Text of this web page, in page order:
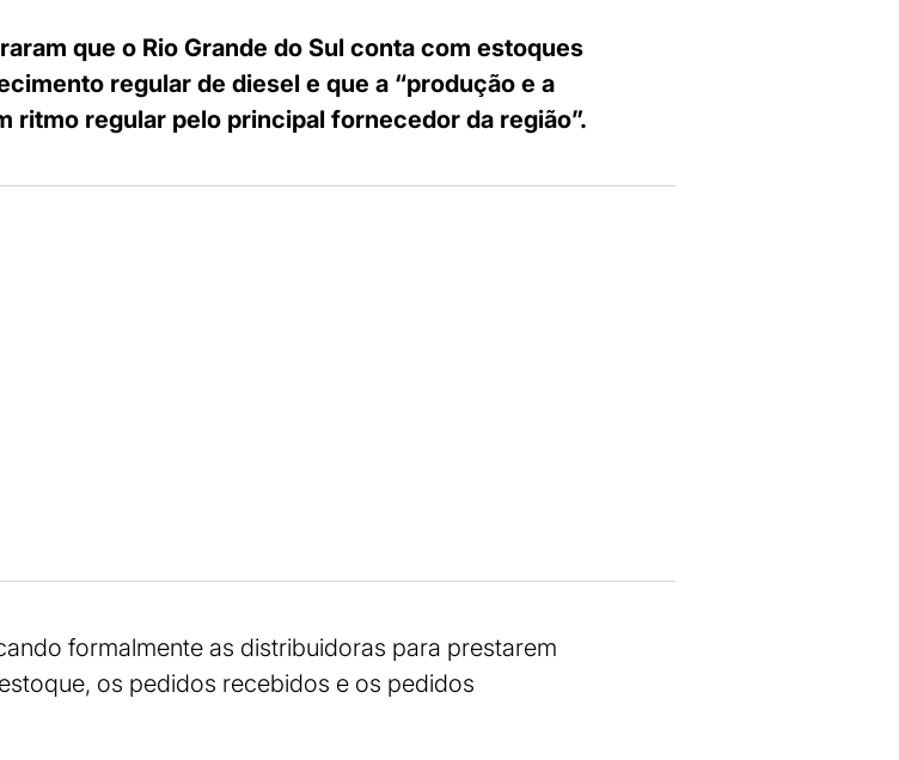
que o Rio Grande do Sul conta com estoques
regular de diesel e que a “produção e a
ritmo regular pelo principal fornecedor da região”.
formalmente as distribuidoras para prestarem
os pedidos recebidos e os pedidos